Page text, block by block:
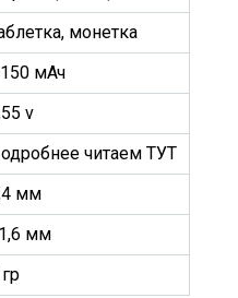
монетка
мАч
v
читаем ТУТ
мм
мм